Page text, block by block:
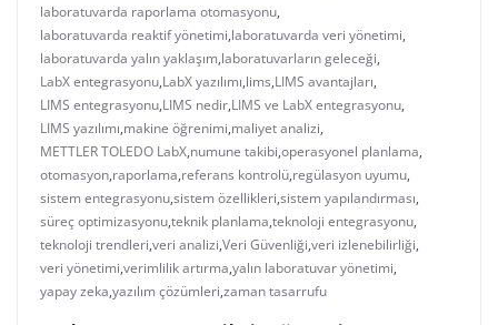
laboratuvarda raporlama otomasyonu,
laboratuvarda reaktif yönetimi,laboratuvarda veri yönetimi,
laboratuvarda yalın yaklaşım,laboratuvarların geleceği,
LabX entegrasyonu,LabX yazılımı,lims,LIMS avantajları,
LIMS entegrasyonu,LIMS nedir,LIMS ve LabX entegrasyonu,
LIMS yazılımı,makine öğrenimi,maliyet analizi,
METTLER TOLEDO LabX,numune takibi,operasyonel planlama,
otomasyon,raporlama,referans kontrolü,regülasyon uyumu,
sistem entegrasyonu,sistem özellikleri,sistem yapılandırması,
süreç optimizasyonu,teknik planlama,teknoloji entegrasyonu,
teknoloji trendleri,veri analizi,Veri Güvenliği,veri izlenebilirliği,
veri yönetimi,verimlilik artırma,yalın laboratuvar yönetimi,
yapay zeka,yazılım çözümleri,zaman tasarrufu